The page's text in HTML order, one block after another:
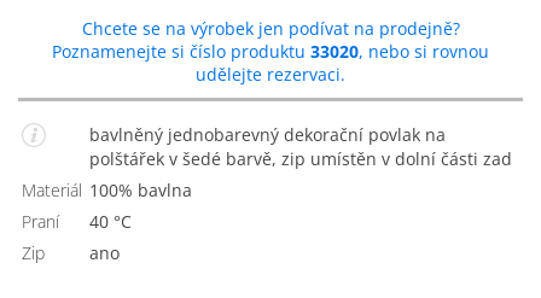
Chcete se na výrobek jen podívat na prodejně?
Poznamenejte si číslo produktu 33020, nebo si rovnou
udělejte rezervaci.
bavlněný jednobarevný dekorační povlak na
polštářek v šedé barvě, zip umístěn v dolní části zad
Materiál
100% bavlna
Praní
40 °C
Zip
Ano